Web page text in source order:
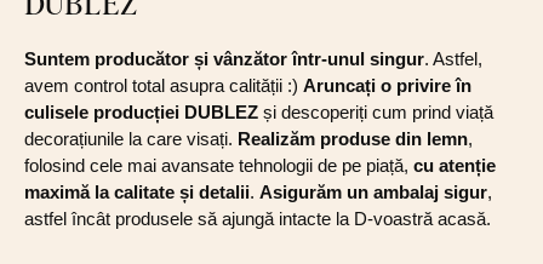
Suntem producător și vânzător într-unul singur. Astfel,
avem control total asupra calității :) Aruncați o privire în
culisele producției DUBLEZ și descoperiți cum prind viață
decorațiunile la care visați. Realizăm produse din lemn,
folosind cele mai avansate tehnologii de pe piață, cu atenție
maximă la calitate și detalii. Asigurăm un ambalaj sigur,
astfel încât produsele să ajungă intacte la D-voastră acasă.